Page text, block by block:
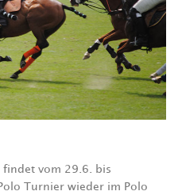
findet vom 29.6. bis
Turnier wieder im Polo